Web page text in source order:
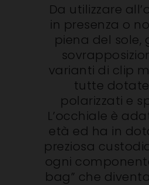
Da utilizzare
in presenza o
piena del sole,
varianti di clip
tutte
polarizzati e
L’occhiale è
età ed ha in
preziosa
ogni
bag” che